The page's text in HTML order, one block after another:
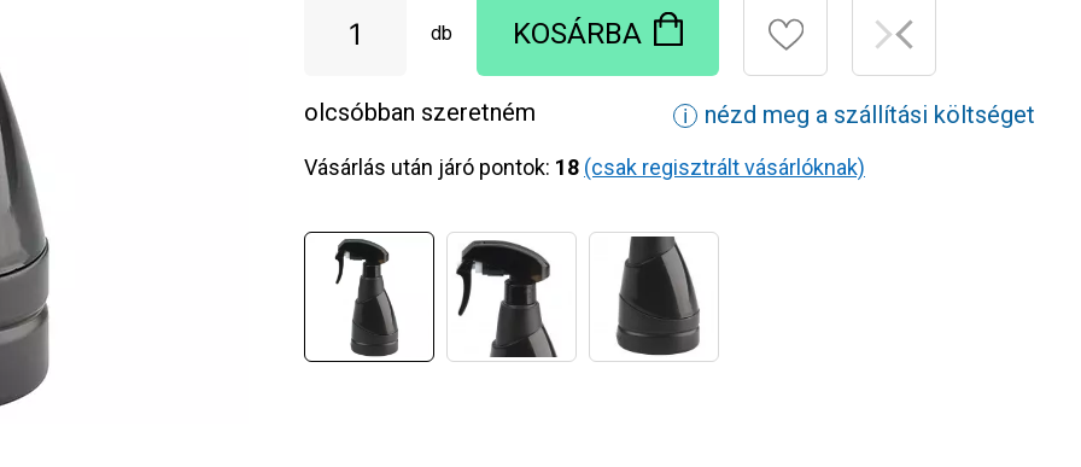
db KOSÁRBA
olcsóbban szeretném ℹ nézd meg a szállítási költséget
Vásárlás után járó pontok: 18 (csak regisztrált vásárlóknak)